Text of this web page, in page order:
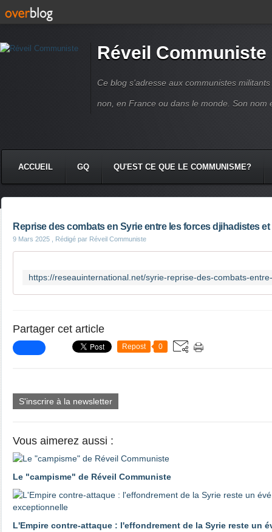
Réveil Communiste
Ce blog s'adresse aux communistes
non, en France ou dans le monde. Son nom
ACCUEIL GQ QU'EST CE QUE LE COMMUNISME?
Reprise des combats en Syrie entre les forces djihadistes
9 Mars 2025 , Rédigé par Réveil Communiste
Partager cet article
Repost 0
S'inscrire à la newsletter
Vous aimerez aussi :
Le "campisme" de Réveil Communiste
L'Empire contre-attaque : l'effondrement de la Syrie reste un